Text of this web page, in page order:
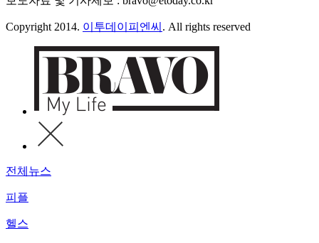
Copyright 2014. 이투데이피엔씨 . All rights reserved
전체뉴스
피플
헬스